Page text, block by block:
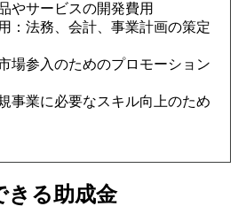
やサービスの開発費用
：法務、会計、事業計画の策定
場参入のためのプロモーション
事業に必要なスキル向上のため
る助成金